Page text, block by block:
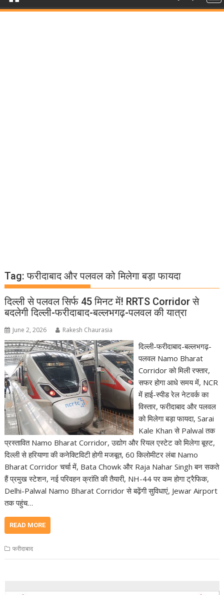
Tag:फरीदाबाद और पलवल को मिलेगा बड़ा फायदा
दिल्ली से पलवल सिर्फ 45 मिनट में! RRTS Corridor से
बदलेगी दिल्ली-फरीदाबाद-बल्लभगढ़-पलवल की यात्रा
June 2, 2026 Rakesh Chaurasia
दिल्ली-फरीदाबाद-बल्लभगढ़-
पलवल Namo Bharat
Corridor को मिली रफ्तार,
सफर होगा आधे समय में, NCR
में हाई-स्पीड रेल नेटवर्क का
विस्तार, फरीदाबाद और पलवल
को मिलेगा बड़ा फायदा, Sarai
Kale Khan से Palwal तक
प्रस्तावित Namo Bharat Corridor, उद्योग और रियल एस्टेट को मिलेगा बूस्ट,
दिल्ली से हरियाणा की कनेक्टिविटी होगी मजबूत, 60 किलोमीटर लंबा Namo
Bharat Corridor चर्चा में, Bata Chowk और Raja Nahar Singh बन सकते
हैं प्रमुख स्टेशन, नई परिवहन क्रांति की तैयारी, NH-44 पर कम होगा ट्रैफिक,
Delhi-Palwal Namo Bharat Corridor से बढ़ेंगी सुविधाएं, Jewar Airport
तक पहुंच…
READ MORE
फरीदाबाद